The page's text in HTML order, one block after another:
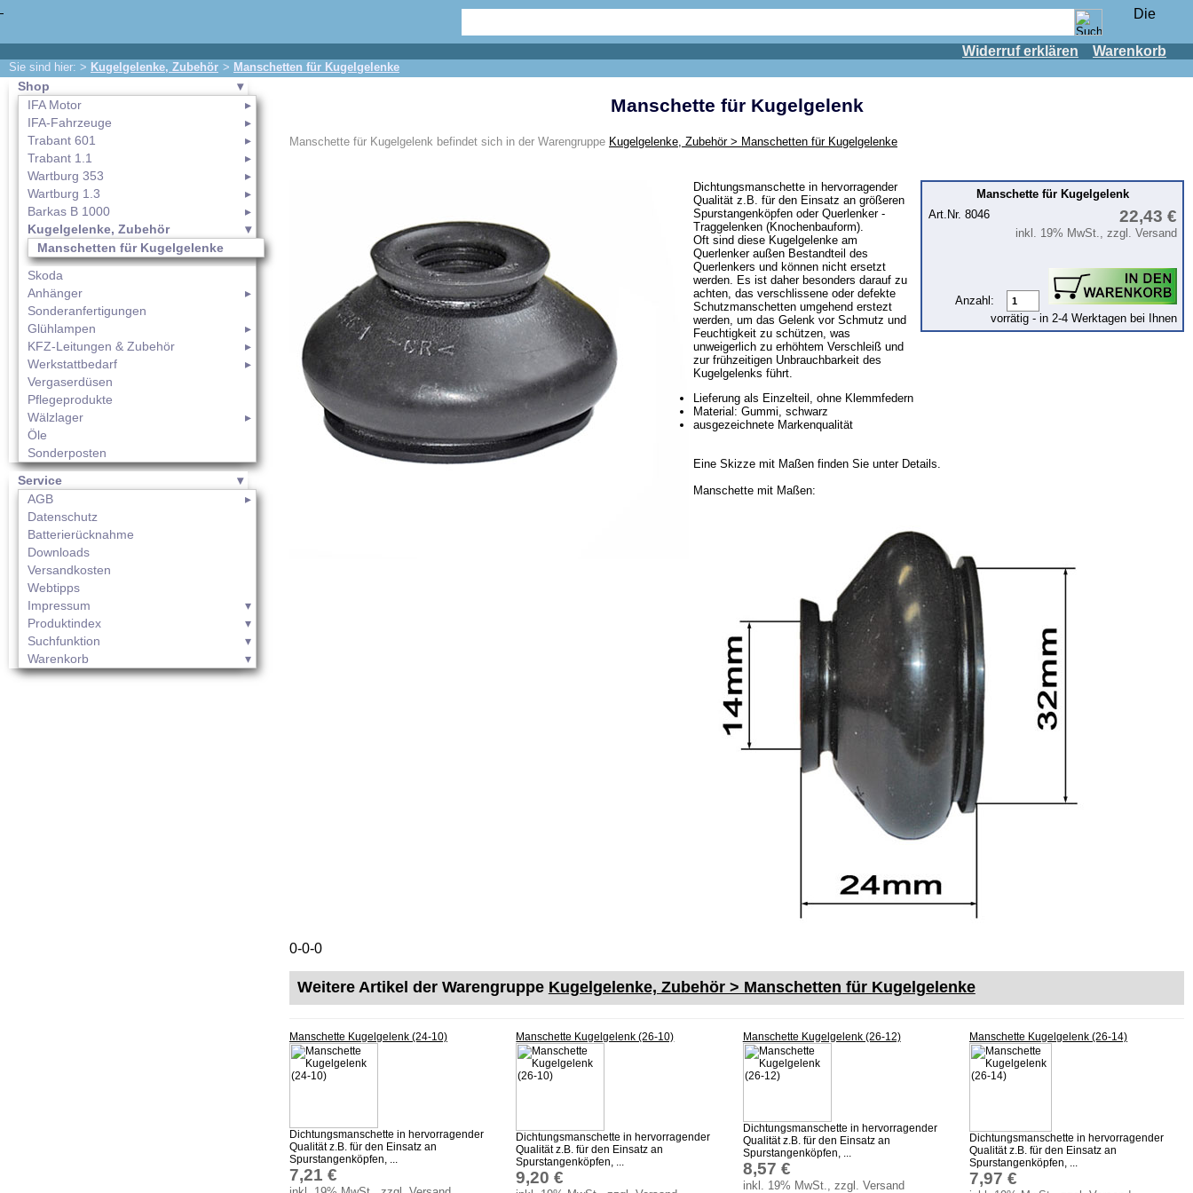
Widerruf erklären Warenkorb
Sie sind hier: > Kugelgelenke, Zubehör > Manschetten für Kugelgelenke
Shop
IFA Motor
IFA-Fahrzeuge
Trabant 601
Trabant 1.1
Wartburg 353
Wartburg 1.3
Barkas B 1000
Kugelgelenke, Zubehör
Manschetten für Kugelgelenke
Skoda
Anhänger
Sonderanfertigungen
Glühlampen
KFZ-Leitungen & Zubehör
Werkstattbedarf
Vergaserdüsen
Pflegeprodukte
Wälzlager
Öle
Sonderposten
Service
AGB
Datenschutz
Batterierücknahme
Downloads
Versandkosten
Webtipps
Impressum
Produktindex
Suchfunktion
Warenkorb
Manschette für Kugelgelenk
Manschette für Kugelgelenk befindet sich in der Warengruppe Kugelgelenke, Zubehör > Manschetten für Kugelgelenke
Manschette für Kugelgelenk
Art.Nr. 8046
22,43 €
inkl. 19% MwSt., zzgl. Versand
Anzahl:
vorrätig - in 2-4 Werktagen bei Ihnen
Dichtungsmanschette in hervorragender
Qualität z.B. für den Einsatz an größeren
Spurstangenköpfen oder Querlenker -
Traggelenken (Knochenbauform).
Oft sind diese Kugelgelenke am
Querlenker außen Bestandteil des
Querlenkers und können nicht ersetzt
werden. Es ist daher besonders darauf zu
achten, das verschlissene oder defekte
Schutzmanschetten umgehend erstezt
werden, um das Gelenk vor Schmutz und
Feuchtigkeit zu schützen, was
unweigerlich zu erhöhtem Verschleiß und
zur frühzeitigen Unbrauchbarkeit des
Kugelgelenks führt.
Lieferung als Einzelteil, ohne Klemmfedern
Material: Gummi, schwarz
ausgezeichnete Markenqualität
Eine Skizze mit Maßen finden Sie unter Details.
Manschette mit Maßen:
0-0-0
Weitere Artikel der Warengruppe Kugelgelenke, Zubehör > Manschetten für Kugelgelenke
Manschette Kugelgelenk (24-10)
Dichtungsmanschette in hervorragender
Qualität z.B. für den Einsatz an
Spurstangenköpfen, ...
7,21 €
Manschette Kugelgelenk (26-10)
Dichtungsmanschette in hervorragender
Qualität z.B. für den Einsatz an
Spurstangenköpfen, ...
9,20 €
Manschette Kugelgelenk (26-12)
Dichtungsmanschette in hervorragender
Qualität z.B. für den Einsatz an
Spurstangenköpfen, ...
8,57 €
inkl. 19% MwSt., zzgl. Versand
Manschette Kugelgelenk (26-14)
Dichtungsmanschette in hervorragender
Qualität z.B. für den Einsatz an
Spurstangenköpfen, ...
7,97 €